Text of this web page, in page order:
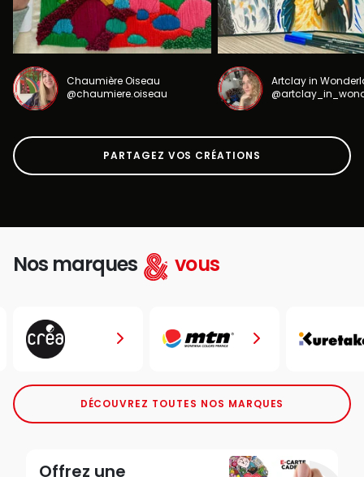
Chaumière Oiseau
@chaumiere.oiseau
Artclay in
PARTAGEZ VOS CRÉATIONS
Nos marques vous
DÉCOUVREZ TOUTES NOS MARQUES
Offrez une